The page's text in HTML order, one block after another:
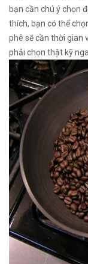
bạn cần chú ý chọn
thích, bạn có thể
phê sẽ cần thời gian
phải chọn thật kỹ